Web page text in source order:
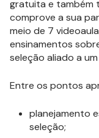
gratuita e também
comprove a sua
meio de 7
ensinamentos
seleção aliado a
Entre os pontos
planejamento
seleção;